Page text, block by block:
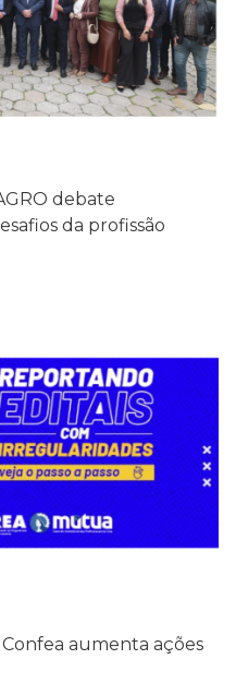
debate
da profissão
Confea aumenta ações